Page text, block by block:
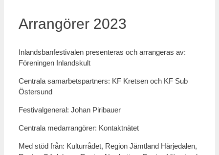
Arrangörer 2023
Inlandsbanfestivalen presenteras och arrangeras av:
Föreningen Inlandskult
Centrala samarbetspartners: KF Kretsen och KF Sub
Östersund
Festivalgeneral: Johan Piribauer
Centrala medarrangörer: Kontaktnätet
Med stöd från: Kulturrådet, Region Jämtland Härjedalen,